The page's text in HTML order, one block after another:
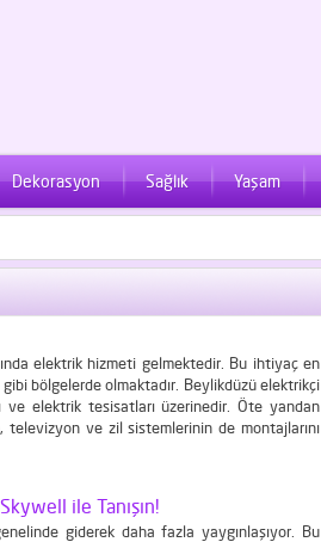
Dekorasyon Sağlık Yaşam
elektrik hizmeti gelmektedir. Bu ihtiyaç en
bölgelerde olmaktadır. Beylikdüzü elektrikçi
ve elektrik tesisatları üzerinedir. Öte yandan
ve zil sistemlerinin de montajlarını
ile Tanışın!
giderek daha fazla yaygınlaşıyor. Bu